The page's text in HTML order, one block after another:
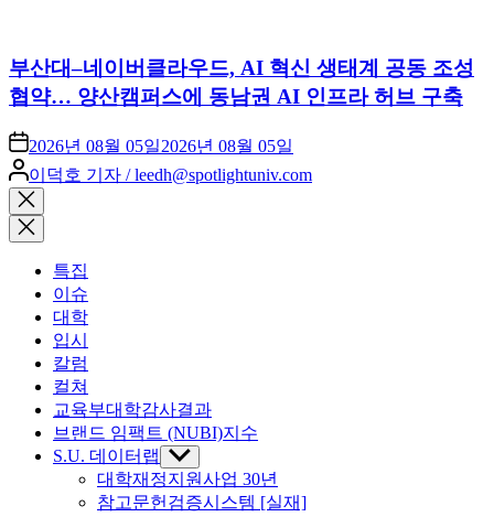
부산대–네이버클라우드, AI 혁신 생태계 공동 조성
협약… 양산캠퍼스에 동남권 AI 인프라 허브 구축
2026년 08월 05일2026년 08월 05일
Posted
by
이덕호 기자 / leedh@spotlightuniv.com
Close
search
특집
이슈
대학
입시
칼럼
컬쳐
교육부대학감사결과
브랜드 임팩트 (NUBI)지수
S.U. 데이터랩
Show
sub
menu
대학재정지원사업 30년
참고문헌검증시스템 [실재]